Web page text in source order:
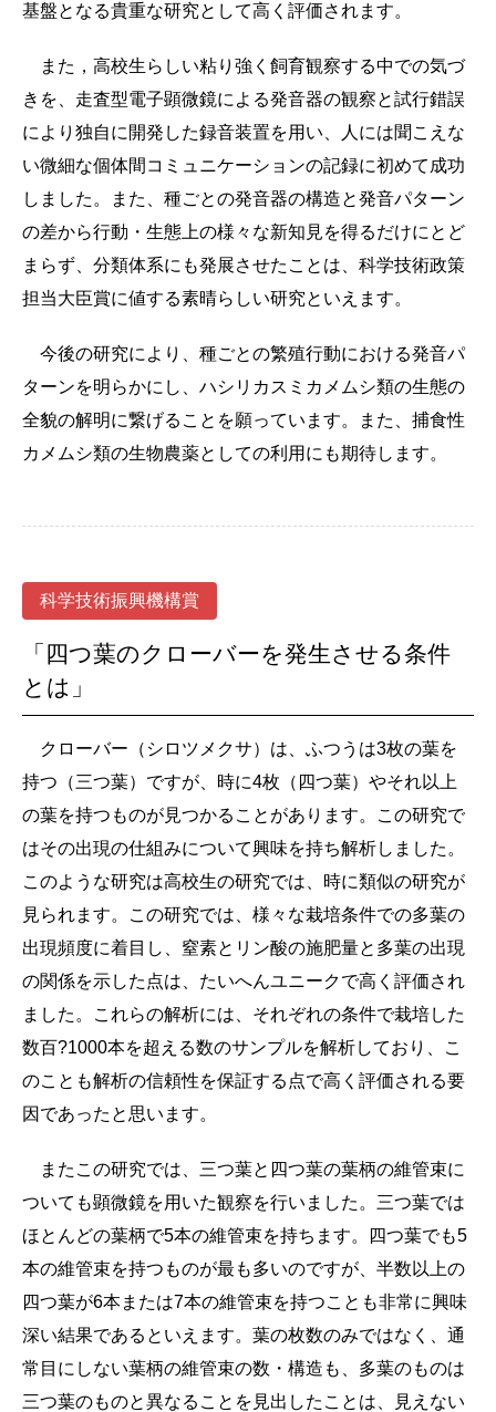
基盤となる貴重な研究として高く評価されます。
また，高校生らしい粘り強く飼育観察する中での気づ
きを、走査型電子顕微鏡による発音器の観察と試行錯誤
により独自に開発した録音装置を用い、人には聞こえな
い微細な個体間コミュニケーションの記録に初めて成功
しました。また、種ごとの発音器の構造と発音パターン
の差から行動・生態上の様々な新知見を得るだけにとど
まらず、分類体系にも発展させたことは、科学技術政策
担当大臣賞に値する素晴らしい研究といえます。
今後の研究により、種ごとの繁殖行動における発音パ
ターンを明らかにし、ハシリカスミカメムシ類の生態の
全貌の解明に繋げることを願っています。また、捕食性
カメムシ類の生物農薬としての利用にも期待します。
科学技術振興機構賞
「四つ葉のクローバーを発生させる条件
とは」
クローバー（シロツメクサ）は、ふつうは3枚の葉を
持つ（三つ葉）ですが、時に4枚（四つ葉）やそれ以上
の葉を持つものが見つかることがあります。この研究で
はその出現の仕組みについて興味を持ち解析しました。
このような研究は高校生の研究では、時に類似の研究が
見られます。この研究では、様々な栽培条件での多葉の
出現頻度に着目し、窒素とリン酸の施肥量と多葉の出現
の関係を示した点は、たいへんユニークで高く評価され
ました。これらの解析には、それぞれの条件で栽培した
数百?1000本を超える数のサンプルを解析しており、こ
のことも解析の信頼性を保証する点で高く評価される要
因であったと思います。
またこの研究では、三つ葉と四つ葉の葉柄の維管束に
ついても顕微鏡を用いた観察を行いました。三つ葉では
ほとんどの葉柄で5本の維管束を持ちます。四つ葉でも5
本の維管束を持つものが最も多いのですが、半数以上の
四つ葉が6本または7本の維管束を持つことも非常に興味
深い結果であるといえます。葉の枚数のみではなく、通
常目にしない葉柄の維管束の数・構造も、多葉のものは
三つ葉のものと異なることを見出したことは、見えない